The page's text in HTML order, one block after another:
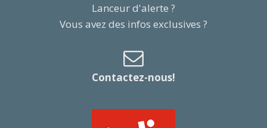
Lanceur d'alerte ?
Vous avez des infos exclusives ?
Contactez-nous!